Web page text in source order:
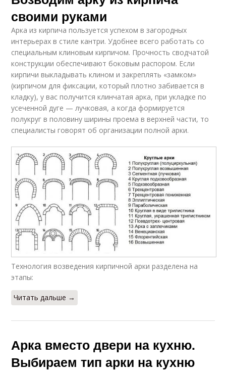
своими руками
Арка из кирпича пользуется успехом в загородных
интерьерах в стиле кантри. Удобнее всего работать со
специальным клиновым кирпичом. Прочность сводчатой
конструкции обеспечивают боковым распором. Если
кирпичи выкладывать клином и закреплять «замком»
(кирпичом для фиксации, который плотно забивается в
кладку), у вас получится клинчатая арка, при укладке по
усеченной дуге — лучковая, а когда формируется
полукруг в половину ширины проема в верхней части, то
специалисты говорят об организации полной арки.
Технология возведения кирпичной арки разделена на
этапы:
Читать дальше →
Арка вместо двери на кухню.
Выбираем тип арки на кухню